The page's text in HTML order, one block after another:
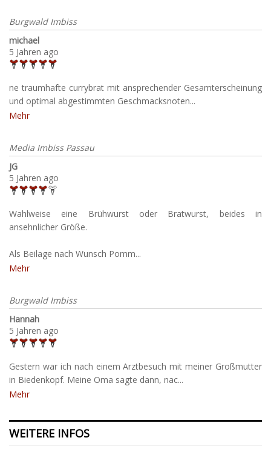
Burgwald Imbiss
michael
5 Jahren ago
ne traumhafte currybrat mit ansprechender Gesamterscheinung
und optimal abgestimmten Geschmacksnoten...
Mehr
Media Imbiss Passau
JG
5 Jahren ago
Wahlweise eine Brühwurst oder Bratwurst, beides in
ansehnlicher Größe.
Als Beilage nach Wunsch Pomm...
Mehr
Burgwald Imbiss
Hannah
5 Jahren ago
Gestern war ich nach einem Arztbesuch mit meiner Großmutter
in Biedenkopf. Meine Oma sagte dann, nac...
Mehr
WEITERE INFOS